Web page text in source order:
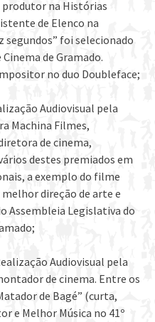
produtor na Histórias
de Elenco na
segundos” foi selecionado
de Gramado.
no duo Doubleface;
Audiovisual pela
Machina Filmes,
de cinema,
destes premiados em
a exemplo do filme
direção de arte e
Assembleia Legislativa do
Audiovisual pela
de cinema. Entre os
de Bagé” (curta,
e Melhor Música no 41º